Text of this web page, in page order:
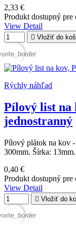
2,33 €
Produkt dostupný pre
View Detail
 Vložiť do
Rýchly náhľad
Pílový list na
jednostranný
Pílový plátok na kov
300mm. Šírka:
0,40 €
Produkt dostupný pre
View Detail
 Vložiť do